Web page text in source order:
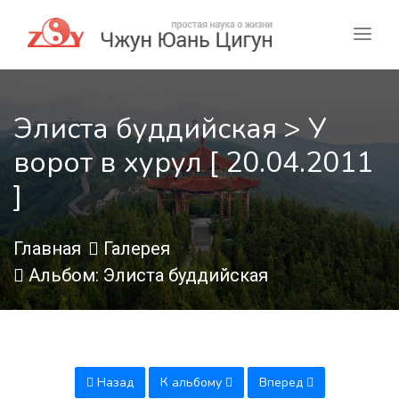
Элиста буддийская > У
ворот в хурул [ 20.04.2011
]
Главная
Галерея
Альбом: Элиста буддийская
Назад К альбому Вперед